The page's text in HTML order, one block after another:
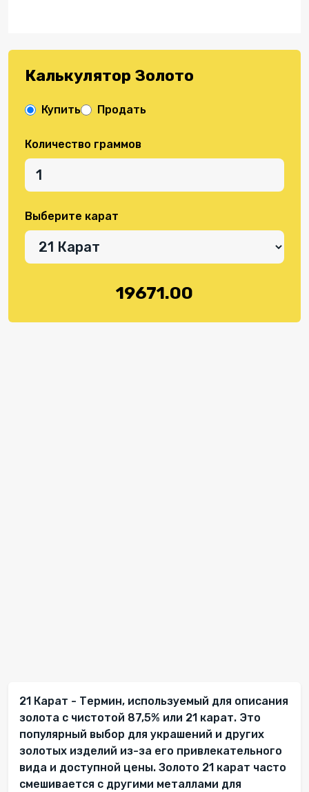
Калькулятор Золото
Купить Продать
Количество граммов
Выберите карат
19671.00
21 Карат - Термин, используемый для описания
золота с чистотой 87,5% или 21 карат. Это
популярный выбор для украшений и других
золотых изделий из-за его привлекательного
вида и доступной цены. Золото 21 карат часто
смешивается с другими металлами для